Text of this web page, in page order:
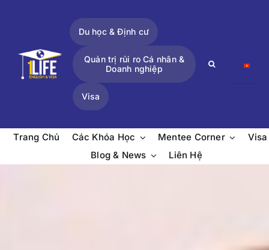
Du học & Định cư
Quản trị rủi ro Cá nhân &
Doanh nghiệp
Visa
Search
Trang Chủ Các Khóa Học Mentee Corner
Visa
Blog & News
Liên Hệ